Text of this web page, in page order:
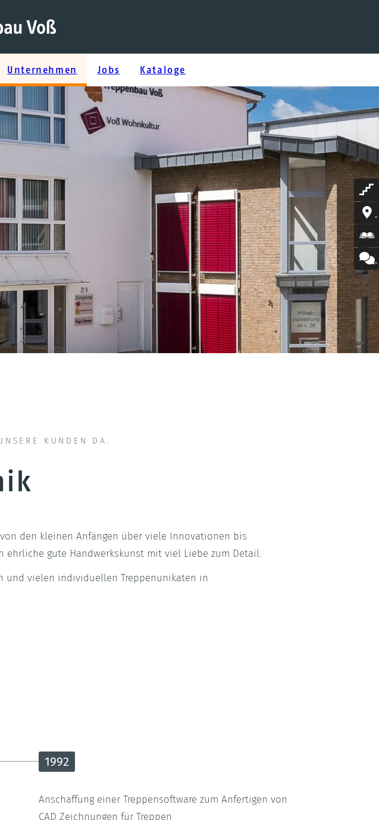
Unternehmen Jobs Kataloge
KUNDEN DA.
den kleinen Anfängen über viele Innovationen bis
ehrliche gute Handwerkskunst mit viel Liebe zum Detail.
und vielen individuellen Treppenunikaten in
1992
Anschaffung einer Treppensoftware zum Anfertigen von
CAD Zeichnungen für Treppen